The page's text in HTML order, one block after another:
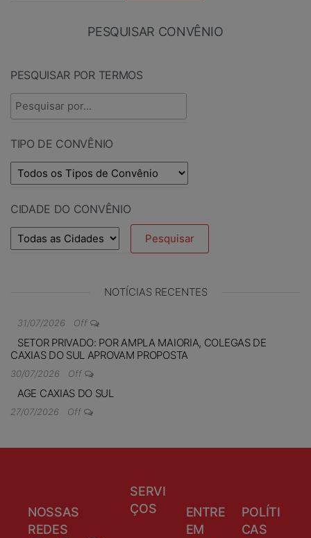
PESQUISAR CONVÊNIO
PESQUISAR POR TERMOS
TIPO DE CONVÊNIO
CIDADE DO CONVÊNIO
NOTÍCIAS RECENTES
31/07/2026 Off
SETOR PRIVADO: POR AMPLA MAIORIA, COLEGAS DE
CAXIAS DO SUL APROVAM PROPOSTA
30/07/2026 Off
AGE CAXIAS DO SUL
27/07/2026 Off
NOSSAS
REDES
SERVI
ÇOS
ENTRE
EM
POLÍTI
CAS